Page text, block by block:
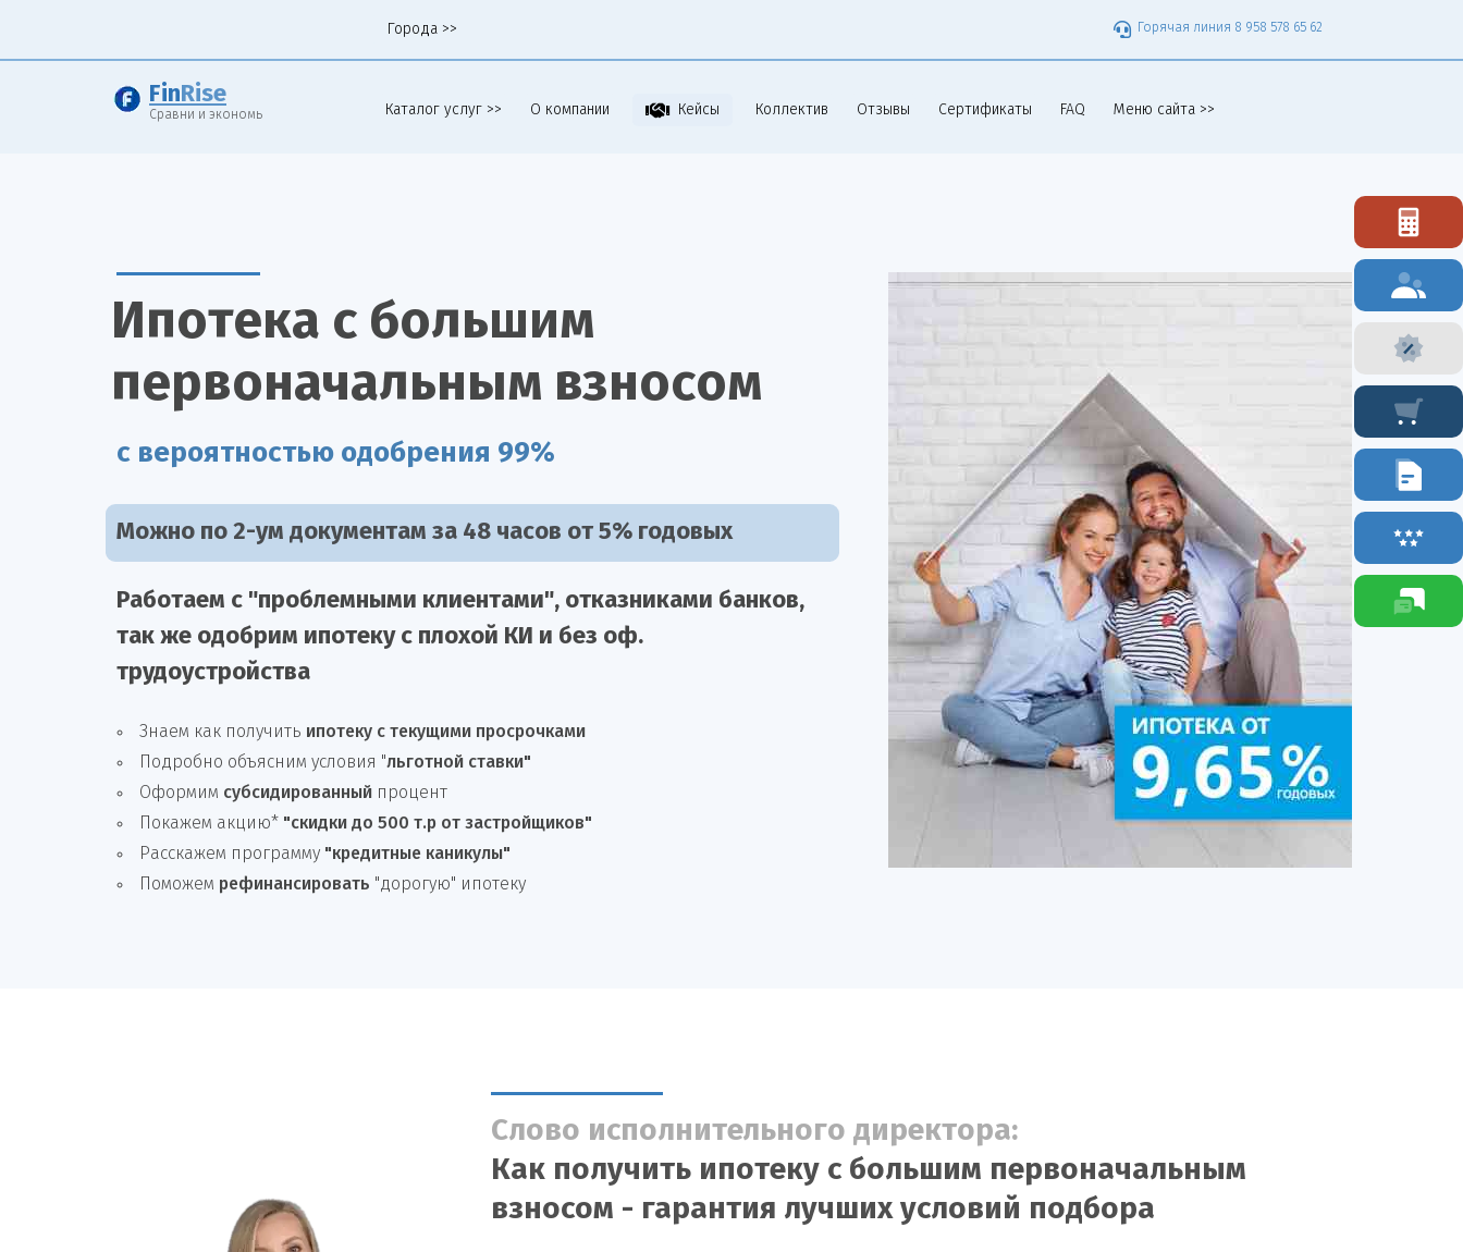
Города >> Горячая линия 8 958 578 65 62
Fin Rise
Сравни и экономь Каталог услуг >> О компании Кейсы Коллектив Отзывы Сертификаты FAQ Меню сайта >>
Ипотека с большим
первоначальным взносом
с вероятностью одобрения 99%
Можно по 2-ум документам за 48 часов от 5% годовых
Работаем с "проблемными клиентами", отказниками банков,
так же одобрим ипотеку с плохой КИ и без оф.
трудоустройства
Знаем как получить ипотеку с текущими просрочками
Подробно объясним условия "льготной ставки"
Оформим субсидированный процент
Покажем акцию* "скидки до 500 т.р от застройщиков"
Расскажем программу "кредитные каникулы"
Поможем рефинансировать "дорогую" ипотеку
Слово исполнительного директора:
Как получить ипотеку с большим первоначальным
взносом - гарантия лучших условий подбора